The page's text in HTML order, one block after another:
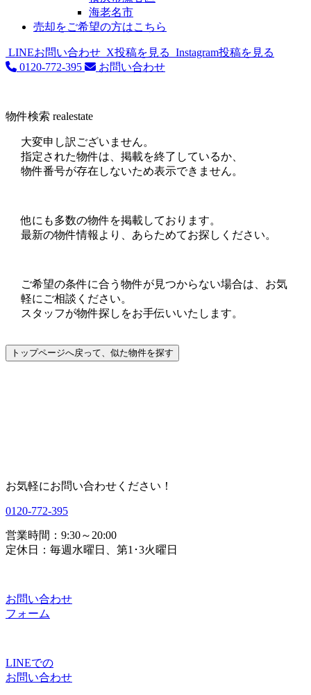
海老名市
売却をご希望の方はこちら
LINEお問い合わせ X投稿を見る Instagram投稿を見る
0120-772-395
お問い合わせ
物件検索 realestate
大変申し訳ございません。
指定された物件は、掲載を終了しているか、
物件番号が存在しないため表示できません。
他にも多数の物件を掲載しております。
最新の物件情報より、あらためてお探しください。
ご希望の条件に合う物件が見つからない場合は、お気
軽にご相談ください。
スタッフが物件探しをお手伝いいたします。
お気軽にお問い合わせください！
0120-772-395
営業時間：9:30～20:00
定休日：毎週水曜日、第1･3火曜日
お問い合わせ
フォーム
LINEでの
お問い合わせ